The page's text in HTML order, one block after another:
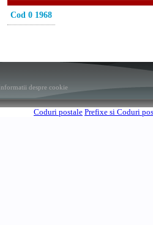
Cod 0 1968
Informatii despre cookie
Coduri postale Prefixe si Coduri